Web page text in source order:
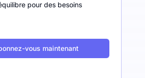
pour des besoins
vous maintenant